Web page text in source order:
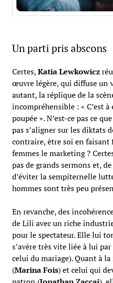
Un parti pris abscons
Certes,Katia Lewkowicz
œuvre légère, qui diffuse un
autant, la réplique de la
incompréhensible : « C’est
poupée ». N’est-ce pas ce
pas s’aligner sur les diktats
contraire, être soi en faisant
femmes le marketing ?
pas de grands sermons et,
d’éviter la sempiternelle
hommes sont très peu
En revanche, des
de Lili avec un riche
pour le spectateur. Elle lui
s’avère très vite liée à lui
celui du mariage). Quant à
(Marina Fois) et celui qui